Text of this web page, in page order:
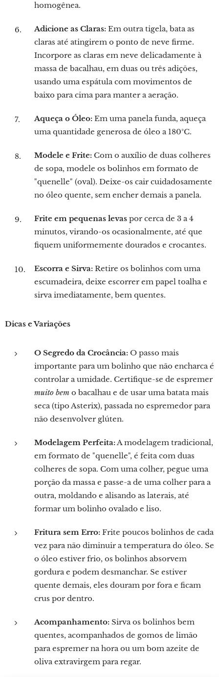
homogênea.
Adicione as Claras: Em outra tigela, bata as
claras até atingirem o ponto de neve firme.
Incorpore as claras em neve delicadamente à
massa de bacalhau, em duas ou três adições,
usando uma espátula com movimentos de
baixo para cima para manter a aeração.
Aqueça o Óleo: Em uma panela funda, aqueça
uma quantidade generosa de óleo a 180°C.
Modele e Frite: Com o auxílio de duas colheres
de sopa, modele os bolinhos em formato de
"quenelle" (oval). Deixe-os cair cuidadosamente
no óleo quente, sem encher demais a panela.
Frite em pequenas levas por cerca de 3 a 4
minutos, virando-os ocasionalmente, até que
fiquem uniformemente dourados e crocantes.
Escorra e Sirva: Retire os bolinhos com uma
escumadeira, deixe escorrer em papel toalha e
sirva imediatamente, bem quentes.
Dicas e Variações
O Segredo da Crocância: O passo mais
importante para um bolinho que não encharca é
controlar a umidade. Certifique-se de espremer
muito bem o bacalhau e de usar uma batata mais
seca (tipo Asterix), passada no espremedor para
não desenvolver glúten.
Modelagem Perfeita:A modelagem tradicional,
em formato de "quenelle", é feita com duas
colheres de sopa. Com uma colher, pegue uma
porção da massa e passe-a de uma colher para a
outra, moldando e alisando as laterais, até
formar um bolinho ovalado e liso.
Fritura sem Erro: Frite poucos bolinhos de cada
vez para não diminuir a temperatura do óleo. Se
o óleo estiver frio, os bolinhos absorvem
gordura e podem desmanchar. Se estiver
quente demais, eles douram por fora e ficam
crus por dentro.
Acompanhamento: Sirva os bolinhos bem
quentes, acompanhados de gomos de limão
para espremer na hora ou um bom azeite de
oliva extravirgem para regar.